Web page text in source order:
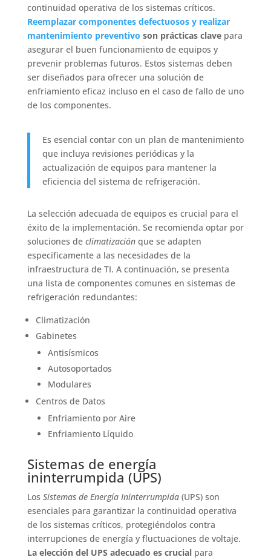
continuidad operativa de los sistemas críticos.
Reemplazar componentes defectuosos y realizar
mantenimiento preventivo son prácticas clavepara
asegurar el buen funcionamiento de equipos y
prevenir problemas futuros. Estos sistemas deben
ser diseñados para ofrecer una solución de
enfriamiento eficaz incluso en el caso de fallo de uno
de los componentes.
Es esencial contar con un plan de mantenimiento
que incluya revisiones periódicas y la
actualización de equipos para mantener la
eficiencia del sistema de refrigeración.
La selección adecuada de equipos es crucial para el
éxito de la implementación. Se recomienda optar por
soluciones de climatizaciónque se adapten
específicamente a las necesidades de la
infraestructura de TI. A continuación, se presenta
una lista de componentes comunes en sistemas de
refrigeración redundantes:
Climatización
Gabinetes
Antisísmicos
Autosoportados
Modulares
Centros de Datos
Enfriamiento por Aire
Enfriamiento Líquido
Sistemas de energía
ininterrumpida (UPS)
Los Sistemas de Energía Ininterrumpida(UPS) son
esenciales para garantizar la continuidad operativa
de los sistemas críticos, protegiéndolos contra
interrupciones de energía y fluctuaciones de voltaje.
La elección del UPS adecuado es crucialpara